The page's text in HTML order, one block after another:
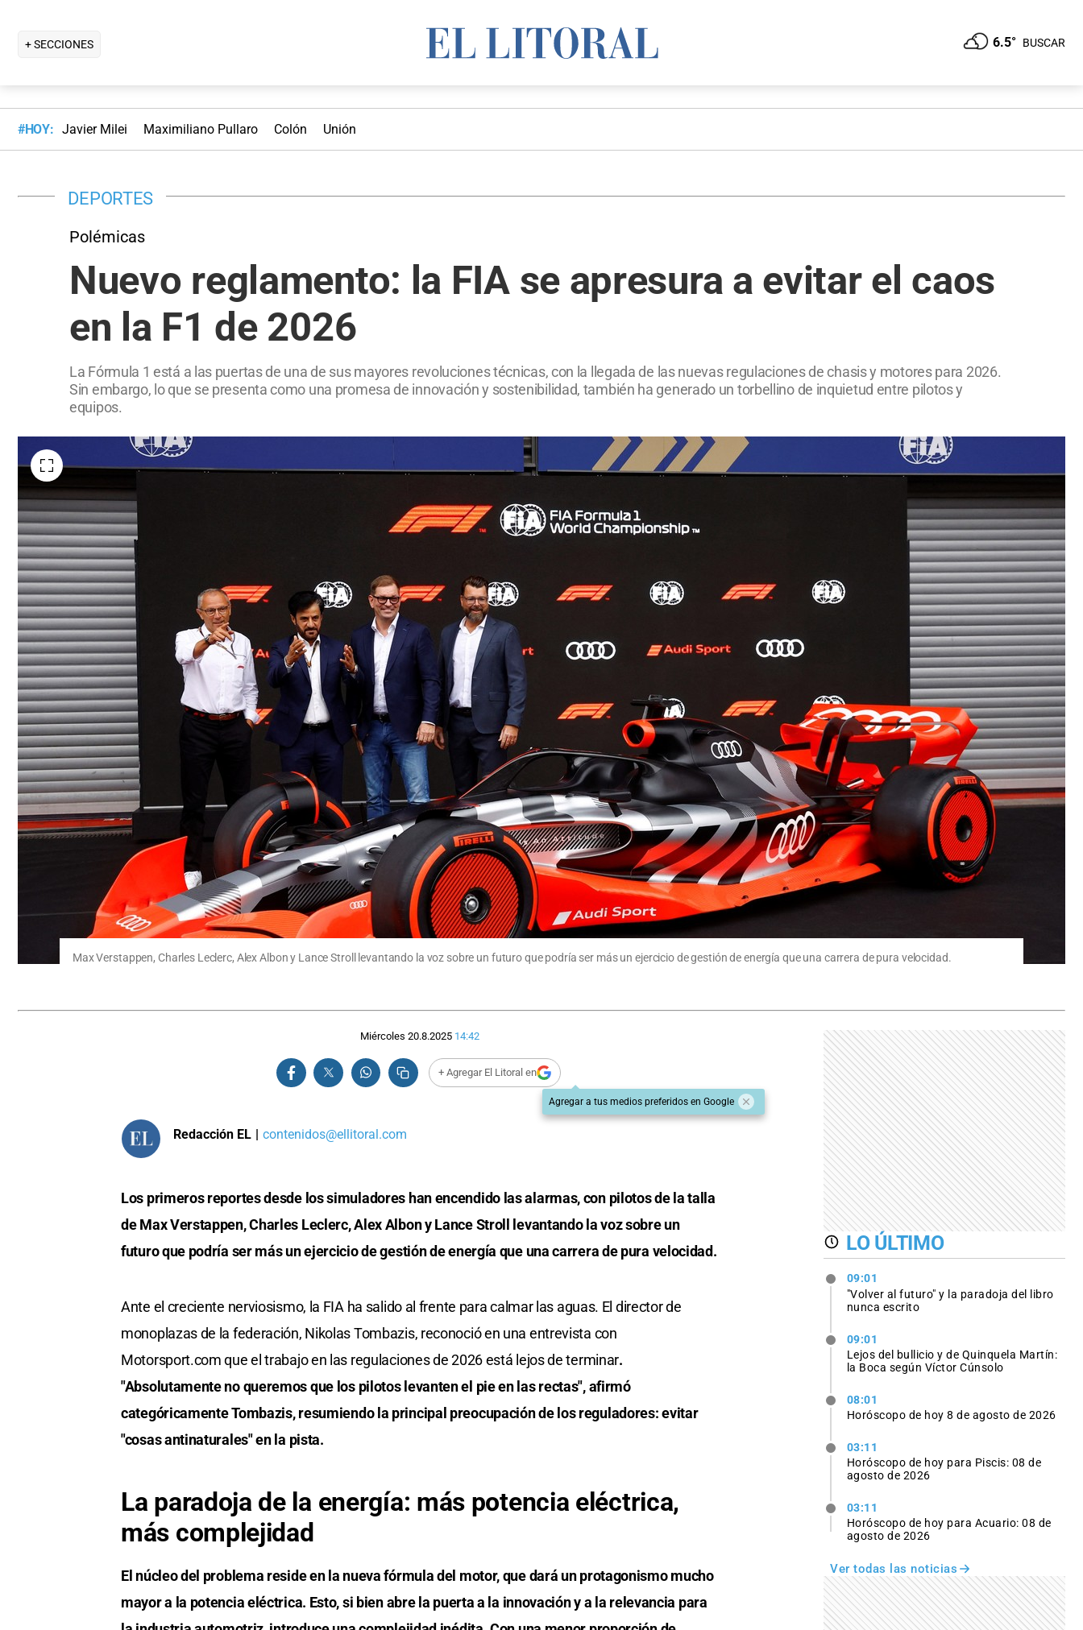
+ SECCIONES 6.5° BUSCAR
#HOY: Javier Milei Maximiliano Pullaro Colón Unión
DEPORTES
Polémicas
Nuevo reglamento: la FIA se apresura a evitar el caos
en la F1 de 2026
La Fórmula 1 está a las puertas de una de sus mayores revoluciones técnicas, con la llegada de las nuevas regulaciones de chasis y motores para 2026.
Sin embargo, lo que se presenta como una promesa de innovación y sostenibilidad, también ha generado un torbellino de inquietud entre pilotos y
equipos.
Max Verstappen, Charles Leclerc, Alex Albon y Lance Stroll levantando la voz sobre un futuro que podría ser más un ejercicio de gestión de energía que una carrera de pura velocidad.
Miércoles 20.8.2025 14:42
+ Agregar El Litoral en
Agregar a tus medios preferidos en Google
Redacción EL | contenidos@ellitoral.com
Los primeros reportes desde los simuladores han encendido las alarmas, con pilotos de la talla
de Max Verstappen, Charles Leclerc, Alex Albon y Lance Stroll levantando la voz sobre un
futuro que podría ser más un ejercicio de gestión de energía que una carrera de pura velocidad.
Ante el creciente nerviosismo, la FIA ha salido al frente para calmar las aguas. El director de
monoplazas de la federación, Nikolas Tombazis, reconoció en una entrevista con
Motorsport.com que el trabajo en las regulaciones de 2026 está lejos de terminar.
"Absolutamente no queremos que los pilotos levanten el pie en las rectas", afirmó
categóricamente Tombazis, resumiendo la principal preocupación de los reguladores: evitar
"cosas antinaturales" en la pista.
La paradoja de la energía: más potencia eléctrica,
más complejidad
El núcleo del problema reside en la nueva fórmula del motor, que dará un protagonismo mucho
mayor a la potencia eléctrica. Esto, si bien abre la puerta a la innovación y a la relevancia para
LO ÚLTIMO
09:01
"Volver al futuro" y la paradoja del libro
nunca escrito
09:01
Lejos del bullicio y de Quinquela Martín:
la Boca según Víctor Cúnsolo
08:01
Horóscopo de hoy 8 de agosto de 2026
03:11
Horóscopo de hoy para Piscis: 08 de
agosto de 2026
03:11
Horóscopo de hoy para Acuario: 08 de
agosto de 2026
Ver todas las noticias